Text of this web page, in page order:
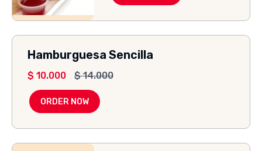
Hamburguesa Sencilla
$ 10.000 $14.000
ORDER NOW